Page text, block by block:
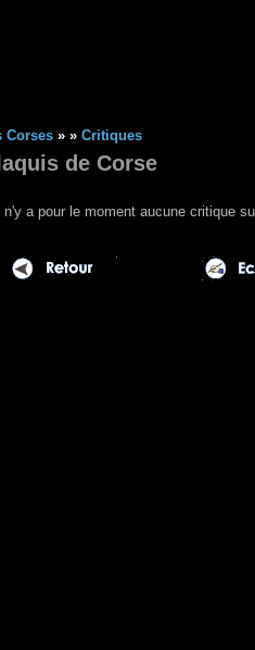
Corses » » Critiques
de Corse
Il n'y a pour le moment aucune critique